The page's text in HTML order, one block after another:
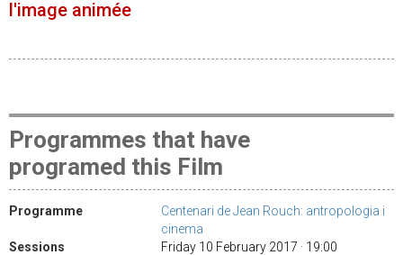
Programmes that have
programed this Film
Programme
Centenari de Jean Rouch: antropologia i
cinema
Sessions
Friday 10 February 2017 · 19:00